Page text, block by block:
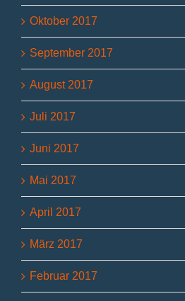
Oktober 2017
September 2017
August 2017
Juli 2017
Juni 2017
Mai 2017
April 2017
März 2017
Februar 2017